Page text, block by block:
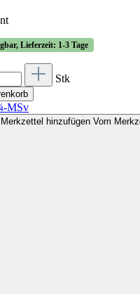
Lieferzeit: 1-3 Tage
Stk
hinzufügen Vom